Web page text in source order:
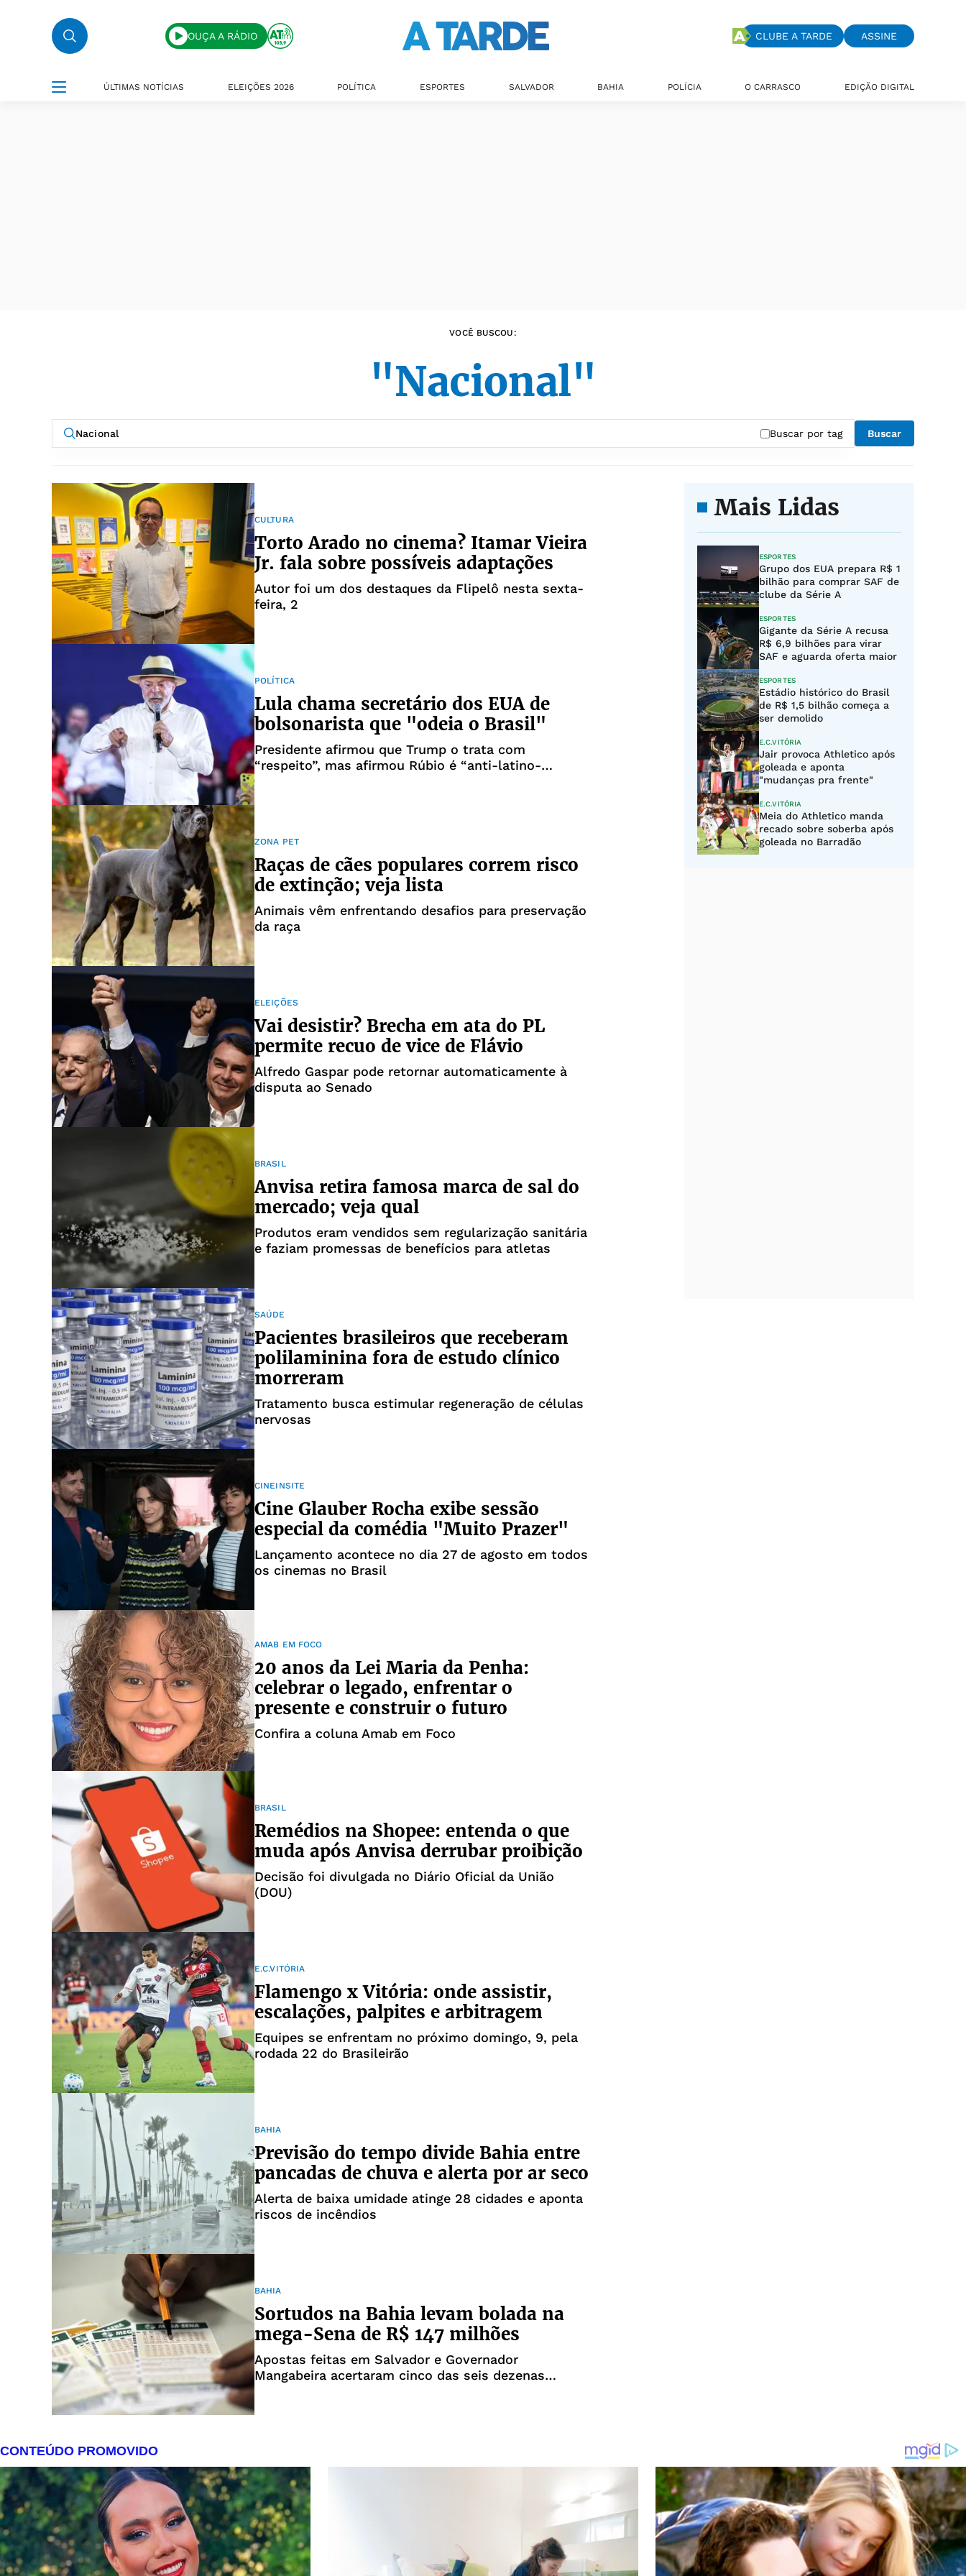
OUÇA A RÁDIO CLUBE A TARDE ASSINE
ÚLTIMAS NOTÍCIAS ELEIÇÕES 2026 POLÍTICA ESPORTES SALVADOR BAHIA POLÍCIA O CARRASCO EDIÇÃO DIGITAL
VOCÊ BUSCOU:
"Nacional"
Buscar por tag Buscar
CULTURA
Torto Arado no cinema? Itamar Vieira
Jr. fala sobre possíveis adaptações
Autor foi um dos destaques da Flipelô nesta sexta-
feira, 2
POLÍTICA
Lula chama secretário dos EUA de
bolsonarista que "odeia o Brasil"
Presidente afirmou que Trump o trata com
“respeito”, mas afirmou Rúbio é “anti-latino-
ZONA PET
Raças de cães populares correm risco
de extinção; veja lista
Animais vêm enfrentando desafios para preservação
da raça
ELEIÇÕES
Vai desistir? Brecha em ata do PL
permite recuo de vice de Flávio
Alfredo Gaspar pode retornar automaticamente à
disputa ao Senado
BRASIL
Anvisa retira famosa marca de sal do
mercado; veja qual
Produtos eram vendidos sem regularização sanitária
e faziam promessas de benefícios para atletas
SAÚDE
Pacientes brasileiros que receberam
polilaminina fora de estudo clínico
morreram
Tratamento busca estimular regeneração de células
nervosas
CINEINSITE
Cine Glauber Rocha exibe sessão
especial da comédia "Muito Prazer"
Lançamento acontece no dia 27 de agosto em todos
os cinemas no Brasil
AMAB EM FOCO
20 anos da Lei Maria da Penha:
celebrar o legado, enfrentar o
presente e construir o futuro
Confira a coluna Amab em Foco
BRASIL
Remédios na Shopee: entenda o que
muda após Anvisa derrubar proibição
Decisão foi divulgada no Diário Oficial da União
(DOU)
E.C.VITÓRIA
Flamengo x Vitória: onde assistir,
escalações, palpites e arbitragem
Equipes se enfrentam no próximo domingo, 9, pela
rodada 22 do Brasileirão
BAHIA
Previsão do tempo divide Bahia entre
pancadas de chuva e alerta por ar seco
Alerta de baixa umidade atinge 28 cidades e aponta
riscos de incêndios
BAHIA
Sortudos na Bahia levam bolada na
mega-Sena de R$ 147 milhões
Apostas feitas em Salvador e Governador
Mangabeira acertaram cinco das seis dezenas
Mais Lidas
ESPORTES
Grupo dos EUA prepara R$ 1
bilhão para comprar SAF de
clube da Série A
ESPORTES
Gigante da Série A recusa
R$ 6,9 bilhões para virar
SAF e aguarda oferta maior
ESPORTES
Estádio histórico do Brasil
de R$ 1,5 bilhão começa a
ser demolido
E.C.VITÓRIA
Jair provoca Athletico após
goleada e aponta
"mudanças pra frente"
E.C.VITÓRIA
Meia do Athletico manda
recado sobre soberba após
goleada no Barradão